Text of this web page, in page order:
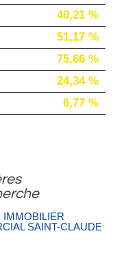
40,21 %
51,17 %
75,66 %
24,34 %
6,77 %
IMMOBILIER
SAINT-CLAUDE